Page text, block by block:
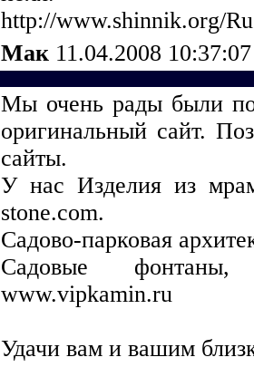
http://www.shinnik.org/
Мак 11.04.2008
Мы очень рады были
оригинальный сайт.
сайты.
У нас Изделия из
stone.com.
Садово-парковая
Садовые
www.vipkamin.ru
Удачи вам и вашим